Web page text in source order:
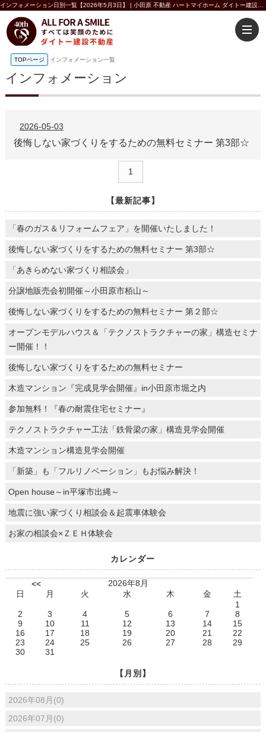
TOPページ インフォメーション一覧
インフォメーション
2026-05-03
後悔しない家づくりをするための無料セミナー 第3部☆
1
【最新記事】
「春のガス＆リフォームフェア」を開催いたしました！
後悔しない家づくりをするための無料セミナー 第3部☆
「あきらめない家づくり相談会」
分譲地販売会初開催～小田原市栢山～
後悔しない家づくりをするための無料セミナー 第２部☆
オープンモデルハウス＆「テクノストラクチャーの家」構造セミナ
ー開催！！
後悔しない家づくりをするための無料セミナー
木造マンション『完成見学会開催』in小田原市堀之内
参加無料！『春の耐震住宅セミナー』
テクノストラクチャー工法「鉄骨梁の家」構造見学会開催
木造マンション構造見学会開催
「新築」も「フルリノベーション」もお悩み解決！
Open house～in平塚市出縄～
地震に強い家づくり相談会＆起震車体験会
お家の相談会×ＺＥＨ体験会
カレンダー
<<
2026年8月
日
月 火 水 木 金
土
1
2
3 4 5 6 7
8
9
10 11 12 13 14
15
16
17 18 19 20 21
22
23
24 25 26 27 28
29
30
31
【月別】
2026年08月(0)
2026年07月(0)